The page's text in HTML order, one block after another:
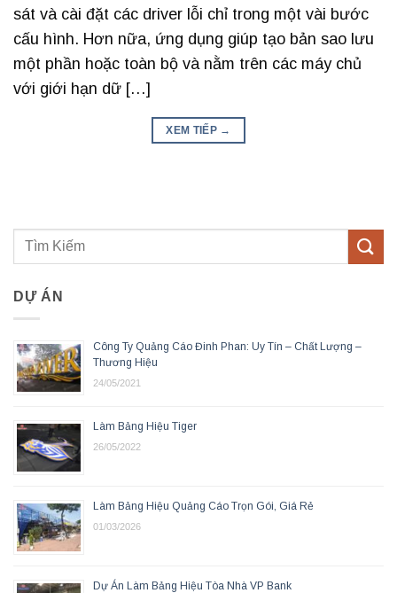
sát và cài đặt các driver lỗi chỉ trong một vài bước
cấu hình. Hơn nữa, ứng dụng giúp tạo bản sao lưu
một phần hoặc toàn bộ và nằm trên các máy chủ
với giới hạn dữ […]
XEM TIẾP →
DỰ ÁN
Công Ty Quảng Cáo Đinh Phan: Uy Tín – Chất Lượng –
Thương Hiệu
24/05/2021
Làm Bảng Hiệu Tiger
26/05/2022
Làm Bảng Hiệu Quảng Cáo Trọn Gói, Giá Rẻ
01/03/2026
Dự Án Làm Bảng Hiệu Tòa Nhà VP Bank